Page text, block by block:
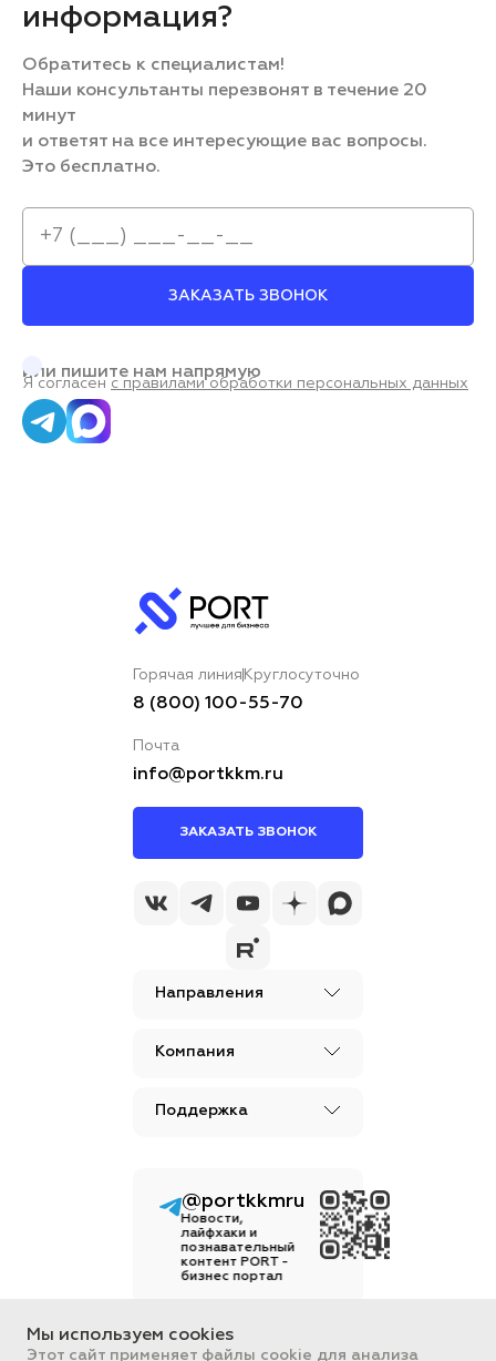
информация?
Обратитесь к специалистам!
Наши консультанты перезвонят в течение 20
минут
и ответят на все интересующие вас вопросы.
Это бесплатно.
ЗАКАЗАТЬ ЗВОНОК
Я согласен с правилами обработки персональных данных
или пишите нам напрямую
Направления
Компания
Поддержка
Горячая линия Круглосуточно
8 (800) 100-55-70
Почта
info@portkkm.ru
ЗАКАЗАТЬ ЗВОНОК
сайте, носит ознакомительный
характер и не является
@portkkmru
Новости,
лайфхаки и
познавательный
контент PORT -
бизнес портал
Мы используем cookies
Этот сайт применяет файлы cookie для анализа